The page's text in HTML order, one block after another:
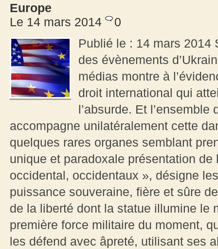
Europe
Le 14 mars 2014
0
Publié le : 14 mars 2014
des évènements
médias montre à
droit international qui
l’absurde. Et
accompagne unilatéralement cette
quelques rares organes semblant
unique et paradoxale présentation
occidental, occidentaux », désigne
puissance souveraine, fière et sûre
de la liberté dont la statue illumine le
première force militaire du moment,
les défend avec âpreté, utilisant ses